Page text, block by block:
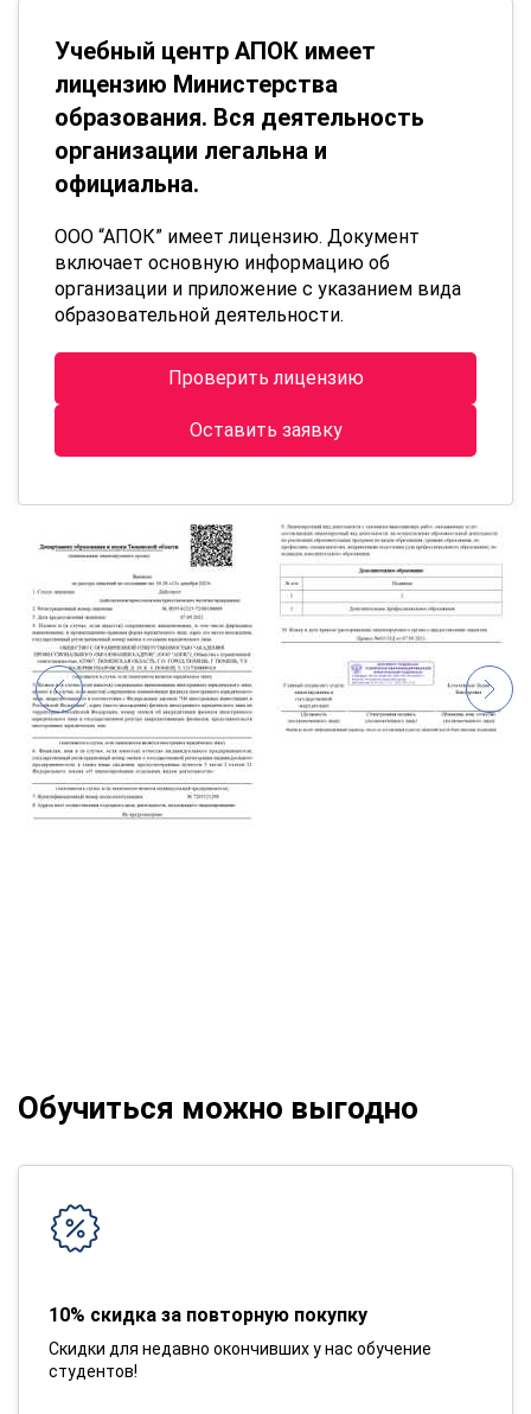
Учебный центр АПОК имеет
лицензию Министерства
образования. Вся деятельность
организации легальна и
официальна.
ООО “АПОК” имеет лицензию. Документ
включает основную информацию об
организации и приложение с указанием вида
образовательной деятельности.
Проверить лицензию
Оставить заявку
Обучиться можно выгодно
10% скидка за повторную покупку
Скидки для недавно окончивших у нас обучение
студентов!